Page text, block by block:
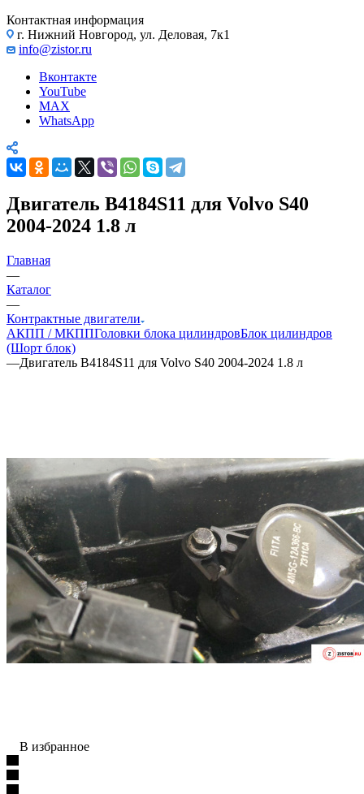
Контактная информация
г. Нижний Новгород, ул. Деловая, 7к1
info@zistor.ru
Вконтакте
YouTube
MAX
WhatsApp
Двигатель B4184S11 для Volvo S40
2004-2024 1.8 л
Главная
—
Каталог
—
Контрактные двигатели
АКПП / МКППГоловки блока цилиндровБлок цилиндров
(Шорт блок)
—Двигатель B4184S11 для Volvo S40 2004-2024 1.8 л
В избранное